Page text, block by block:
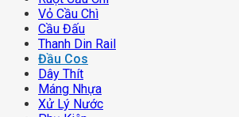
Vỏ Cầu Chì
Cầu Đấu
Thanh Din Rail
Đầu Cos
Dây Thít
Máng Nhựa
Xử Lý Nước